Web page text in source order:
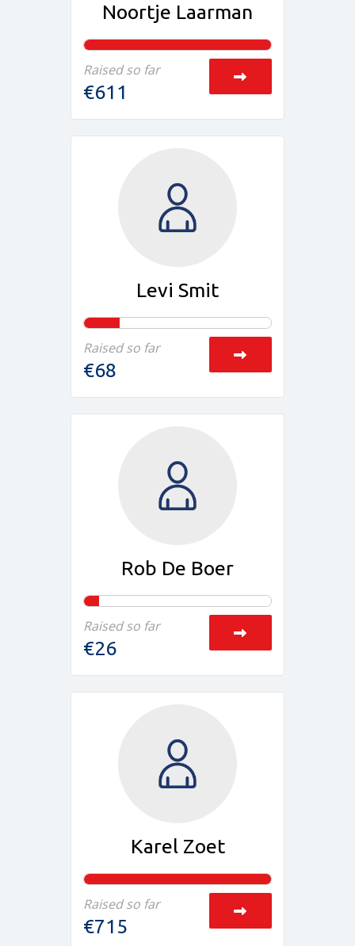
Noortje Laarman
Raised so far
€611
Levi Smit
Raised so far
€68
Rob De Boer
Raised so far
€26
Karel Zoet
Raised so far
€715